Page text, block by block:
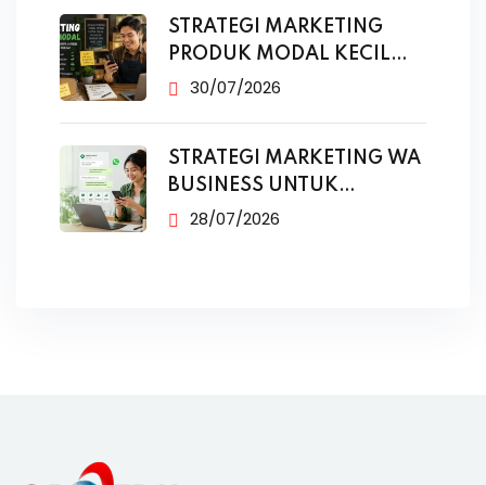
STRATEGI MARKETING
PRODUK MODAL KECIL
TANPA IKLAN
30/07/2026
STRATEGI MARKETING WA
BUSINESS UNTUK
PENJUALAN
28/07/2026